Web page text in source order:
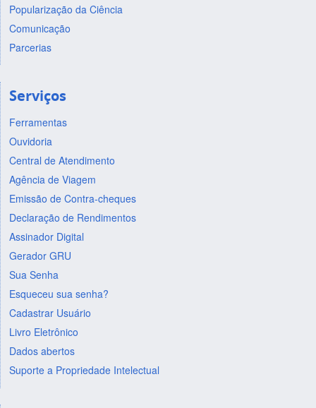
Popularização da Ciência
Comunicação
Parcerias
Serviços
Ferramentas
Ouvidoria
Central de Atendimento
Agência de Viagem
Emissão de Contra-cheques
Declaração de Rendimentos
Assinador Digital
Gerador GRU
Sua Senha
Esqueceu sua senha?
Cadastrar Usuário
Livro Eletrônico
Dados abertos
Suporte a Propriedade Intelectual